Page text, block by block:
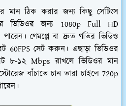
মান ঠিক করার জন্য কিছু সেটিংস
ভিডিওর জন্য 1080p Full HD
গেমপ্লে বা দ্রুত গতির ভিডিও
60FPS সেট করুন। এছাড়া ভিডিওর
৮-১২ Mbps রাখলে ভিডিওর মান
বাঁচাতে চান তারা চাইলে 720p